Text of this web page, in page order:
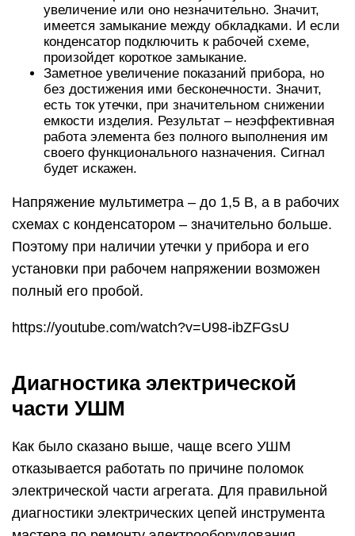
установки при рабочем напряжении возможен
полный его пробой.
https://youtube.com/watch?v=U98-ibZFGsU
Диагностика электрической
части УШМ
Как было сказано выше, чаще всего УШМ
отказывается работать по причине поломок
электрической части агрегата. Для правильной
диагностики электрических цепей инструмента
мастера по ремонту электрооборудования
не настолько серьезная, чтобы вы не смогли
отремонтировать болгарку своими руками.
Первым делом потребуется проверка
электрического кабеля и вилки на его конце.
Если она разборная, то раскрутите ее и
проверьте надежность контактов. В противном